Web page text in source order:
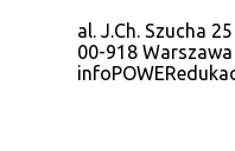
al. J.Ch. Szucha 25
00-918 Warszawa